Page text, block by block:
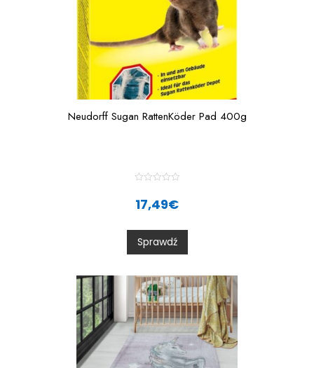
Neudorff Sugan RattenKöder Pad 400g
0
o
t
17,49€
Sprawdź